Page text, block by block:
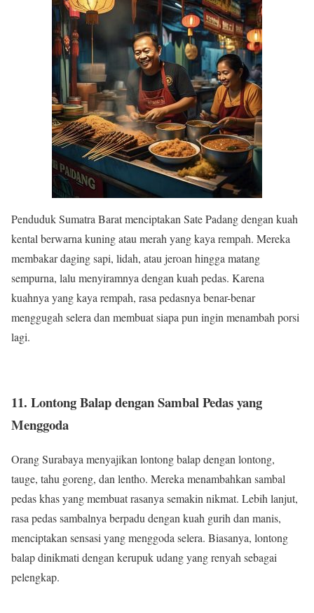
Penduduk Sumatra Barat menciptakan Sate Padang dengan kuah
kental berwarna kuning atau merah yang kaya rempah. Mereka
membakar daging sapi, lidah, atau jeroan hingga matang
sempurna, lalu menyiramnya dengan kuah pedas. Karena
kuahnya yang kaya rempah, rasa pedasnya benar-benar
menggugah selera dan membuat siapa pun ingin menambah porsi
lagi.
11. Lontong Balap dengan Sambal Pedas yang
Menggoda
Orang Surabaya menyajikan lontong balap dengan lontong,
tauge, tahu goreng, dan lentho. Mereka menambahkan sambal
pedas khas yang membuat rasanya semakin nikmat. Lebih lanjut,
rasa pedas sambalnya berpadu dengan kuah gurih dan manis,
menciptakan sensasi yang menggoda selera. Biasanya, lontong
balap dinikmati dengan kerupuk udang yang renyah sebagai
pelengkap.